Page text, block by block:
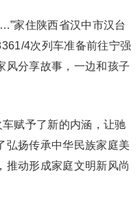
家住陕西省汉中市汉台
4次列车准备前往宁强
风分享故事，一边和孩子
车赋予了新的内涵，让驰
弘扬传承中华民族家庭美
推动形成家庭文明新风尚